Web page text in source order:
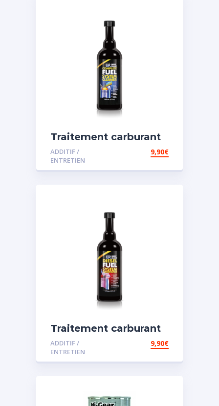
Traitement carburant
diesel et essence
ADDITIF /
ENTRETIEN
9,90€
Traitement carburant
spécial diesel
ADDITIF /
ENTRETIEN
9,90€